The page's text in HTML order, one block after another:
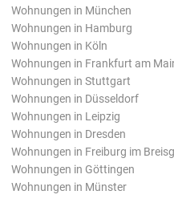
Wohnungen in München
Wohnungen in Hamburg
Wohnungen in Köln
Wohnungen in Frankfurt am
Wohnungen in Stuttgart
Wohnungen in Düsseldorf
Wohnungen in Leipzig
Wohnungen in Dresden
Wohnungen in Freiburg im
Wohnungen in Göttingen
Wohnungen in Münster